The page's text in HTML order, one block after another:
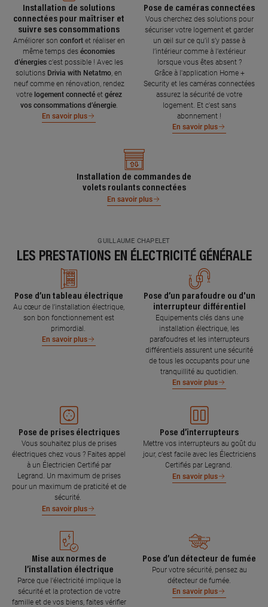
Installation de solutions
connectées pour maîtriser et
suivre ses consommations
Améliorer son confort et réaliser en
même temps des économies
d’énergies c’est possible ! Avec les
solutions Drivia with Netatmo , en
neuf comme en rénovation, rendez
votre logement connecté et gérez
vos consommations d’énergie.
En savoir plus
Pose de caméras connectées
Vous cherchez des solutions pour
sécuriser votre logement et garder
un œil sur ce qu’il s’y passe à
l’intérieur comme à l’extérieur
lorsque vous êtes absent ?
Grâce à l'application Home +
Security et les caméras connectées
assurez la sécurité de votre
logement. Et c'est sans
abonnement !
En savoir plus
Installation de commandes de
volets roulants connectées
En savoir plus
GUILLAUME CHAPELET
LES PRESTATIONS EN ÉLECTRICITÉ GÉNÉRALE
Pose d’un tableau électrique
Au cœur de l’installation électrique,
son bon fonctionnement est
primordial.
En savoir plus
Pose d’un parafoudre ou d'un
interrupteur différentiel
Equipements clés dans une
installation électrique, les
parafoudres et les interrupteurs
différentiels assurent une sécurité
de tous les occupants pour une
tranquillité au quotidien.
En savoir plus
Pose de prises électriques
Vous souhaitez plus de prises
électriques chez vous ? Faites appel
à un Électricien Certifié par
Legrand. Un maximum de prises
pour un maximum de praticité et de
sécurité.
En savoir plus
Pose d’interrupteurs
Mettre vos interrupteurs au goût du
jour, c’est facile avec les Électriciens
Certifiés par Legrand.
En savoir plus
Mise aux normes de
l’installation électrique
Parce que l’électricité implique la
sécurité et la protection de votre
famille et de vos biens, faites vérifier
Pose d’un détecteur de fumée
Pour votre sécurité, pensez au
détecteur de fumée.
En savoir plus